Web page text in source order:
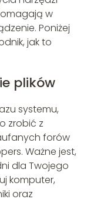
w
Poniżej
jak to
plików
systemu,
zrobić z
forów
Ważne jest,
dla Twojego
komputer,
oraz